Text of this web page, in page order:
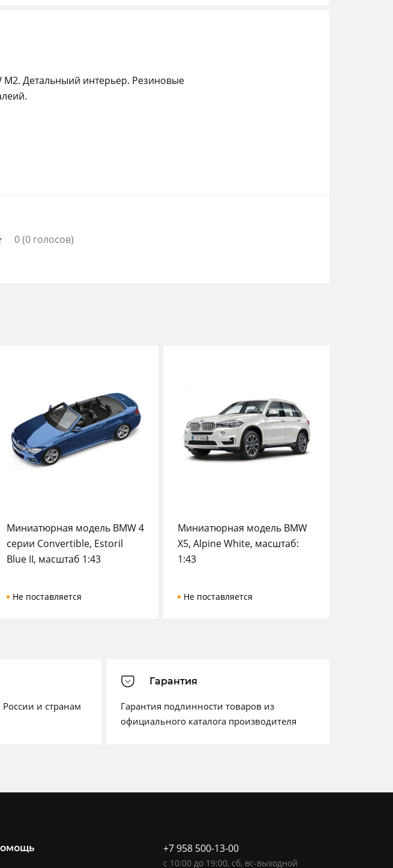
Детальныий интерьер. Резиновые
0(0 голосов)
Миниатюрная модель BMW 4
серии Convertible, Estoril
Blue II, масштаб 1:43
Не поставляется
Миниатюрная модель BMW
X5, Alpine White, масштаб:
1:43
Не поставляется
России и странам
Гарантия
Гарантия подлинности товаров из
официального каталога производителя
+7 958 500-13-00
c 10:00 до 19:00, сб, вс-выходной